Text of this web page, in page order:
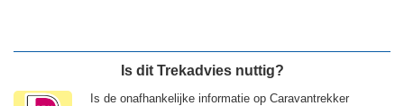
Is dit Trekadvies nuttig?
Is de onafhankelijke informatie op Caravantrekker